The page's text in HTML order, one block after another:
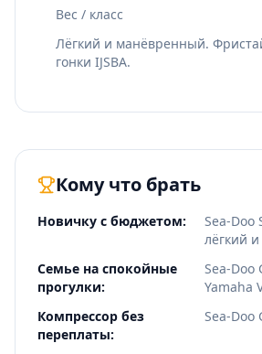
Вес / класс
Лёгкий и манёвренный.
гонки IJSBA.
Кому что брать
Новичку с бюджетом:
Sea-
лёгкий
Семье на спокойные
прогулки:
Sea-Doo
Yamaha
Компрессор без
переплаты:
Sea-Doo